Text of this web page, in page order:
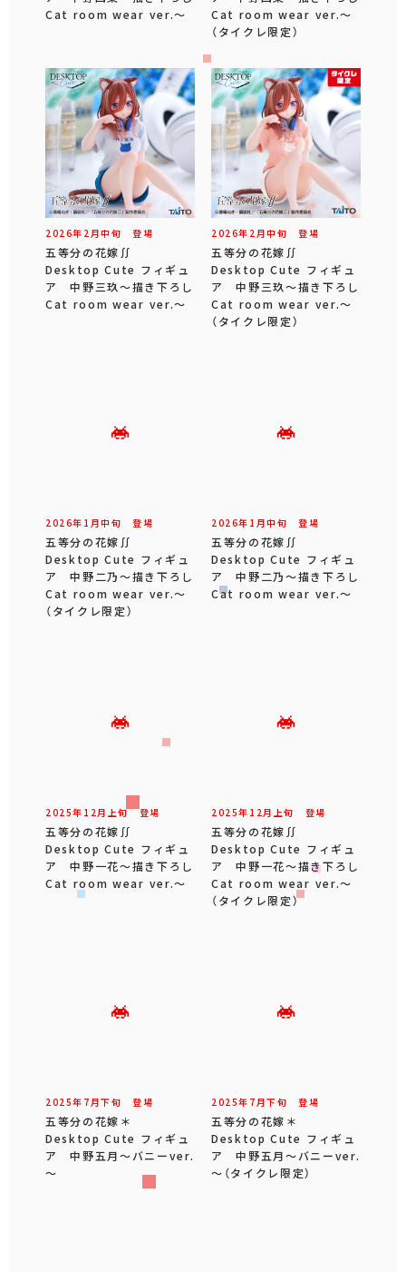
Cat room wear ver.～
Cat room wear ver.～
（タイクレ限定）
2026年 2 月中旬 登場
五等分の花嫁∬
Desktop Cute フィギュ
ア 中野三玖～描き下ろし
Cat room wear ver.～
2026年 2 月中旬 登場
五等分の花嫁∬
Desktop Cute フィギュ
ア 中野三玖～描き下ろし
Cat room wear ver.～
（タイクレ限定）
2026年 1 月中旬 登場
五等分の花嫁∬
Desktop Cute フィギュ
ア 中野二乃～描き下ろし
Cat room wear ver.～
（タイクレ限定）
2026年 1 月中旬 登場
五等分の花嫁∬
Desktop Cute フィギュ
ア 中野二乃～描き下ろし
Cat room wear ver.～
2025年 12 月 上旬登場
五等分の花嫁∬
Desktop Cute フィギュ
ア 中野一花～描き下ろし
Cat room wear ver.～
2025年 12 月 上旬 登場
五等分の花嫁∬
Desktop Cute フィギュ
ア 中野一花～描き下ろし
Cat room wear ver.～
（タイクレ限定）
2025年 7 月下旬 登場
五等分の花嫁＊
Desktop Cute フィギュ
ア 中野五月～バニーver.
～
2025年 7 月下旬 登場
五等分の花嫁＊
Desktop Cute フィギュ
ア 中野五月～バニーver.
～（タイクレ限定）